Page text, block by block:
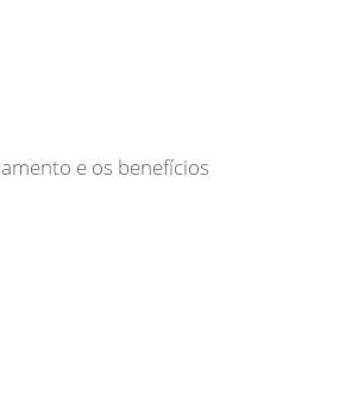
e os benefícios